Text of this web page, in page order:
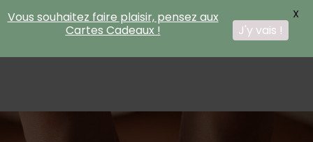
Vous souhaitez faire plaisir, pensez aux
Cartes Cadeaux !
J'y vais !
X